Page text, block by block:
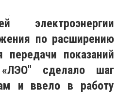
электроэнергии
по расширению
показаний
сделало шаг
и ввело в работу